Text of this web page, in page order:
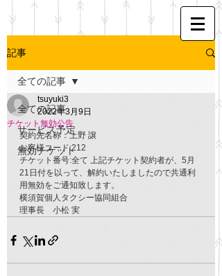
記事
全ての記事
サービス予定
無効チケット
全ての記事
チケット無効公告
tsuyuki3
2022年3月9日
契約先名称：上野 譲
お客様コード:212
チケット番号:全て 上記チケット契約者が、5月
21日付を以って、解約いたしましたので共通利
用無効をご通知致します。
横須賀個人タクシー協同組合
理事長　小松 実